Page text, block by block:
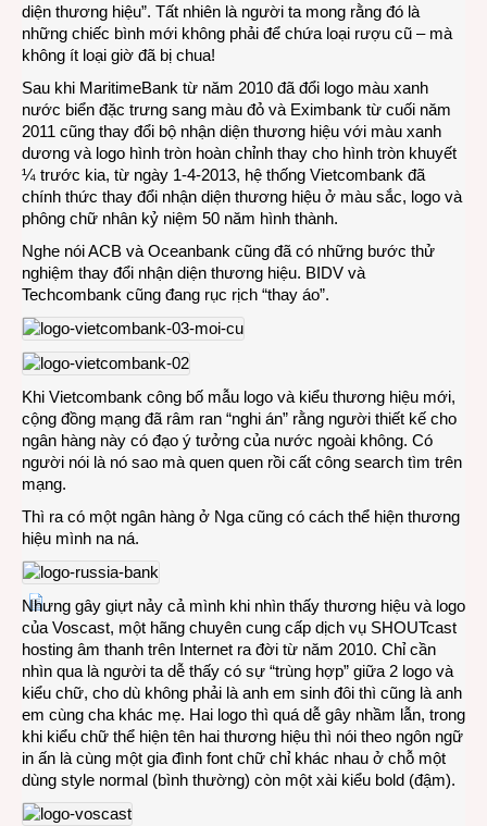
diện thương hiệu”. Tất nhiên là người ta mong rằng đó là
những chiếc bình mới không phải để chứa loại rượu cũ – mà
không ít loại giờ đã bị chua!
Sau khi MaritimeBank từ năm 2010 đã đổi logo màu xanh
nước biển đặc trưng sang màu đỏ và Eximbank từ cuối năm
2011 cũng thay đổi bộ nhận diện thương hiệu với màu xanh
dương và logo hình tròn hoàn chỉnh thay cho hình tròn khuyết
¼ trước kia, từ ngày 1-4-2013, hệ thống Vietcombank đã
chính thức thay đổi nhận diện thương hiệu ở màu sắc, logo và
phông chữ nhân kỷ niệm 50 năm hình thành.
Nghe nói ACB và Oceanbank cũng đã có những bước thử
nghiệm thay đổi nhận diện thương hiệu. BIDV và
Techcombank cũng đang rục rịch “thay áo”.
Khi Vietcombank công bố mẫu logo và kiểu thương hiệu mới,
cộng đồng mạng đã râm ran “nghi án” rằng người thiết kế cho
ngân hàng này có đạo ý tưởng của nước ngoài không. Có
người nói là nó sao mà quen quen rồi cất công search tìm trên
mạng.
Thì ra có một ngân hàng ở Nga cũng có cách thể hiện thương
hiệu mình na ná.
Nhưng gây giựt nảy cả mình khi nhìn thấy thương hiệu và logo
của Voscast, một hãng chuyên cung cấp dịch vụ SHOUTcast
hosting âm thanh trên Internet ra đời từ năm 2010. Chỉ cần
nhìn qua là người ta dễ thấy có sự “trùng hợp” giữa 2 logo và
kiểu chữ, cho dù không phải là anh em sinh đôi thì cũng là anh
em cùng cha khác mẹ. Hai logo thì quá dễ gây nhầm lẫn, trong
khi kiểu chữ thể hiện tên hai thương hiệu thì nói theo ngôn ngữ
in ấn là cùng một gia đình font chữ chỉ khác nhau ở chỗ một
dùng style normal (bình thường) còn một xài kiểu bold (đậm).